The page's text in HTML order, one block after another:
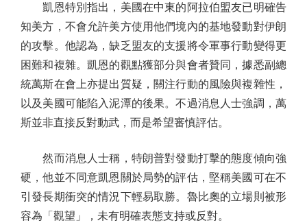
凱恩特別指出，美國在中東的阿拉伯盟友已明確告
知美方，不會允許美方使用他們境內的基地發動對伊朗
的攻擊。他認為，缺乏盟友的支援將令軍事行動變得更
困難和複雜。凱恩的觀點獲部分與會者贊同，據悉副總
統萬斯在會上亦提出質疑，關注行動的風險與複雜性，
以及美國可能陷入泥潭的後果。不過消息人士強調，萬
斯並非直接反對動武，而是希望審慎評估。
然而消息人士稱，特朗普對發動打擊的態度傾向強
硬，他並不同意凱恩關於局勢的評估，堅稱美國可在不
引發長期衝突的情況下輕易取勝。魯比奧的立場則被形
容為「觀望」，未有明確表態支持或反對。